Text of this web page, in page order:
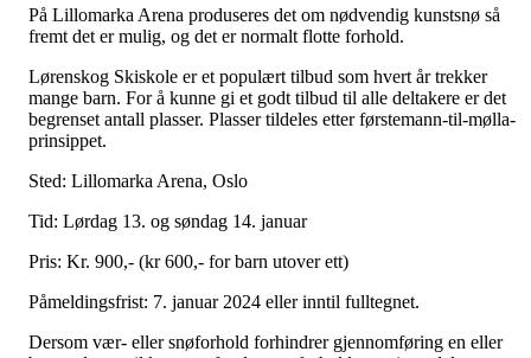
På Lillomarka Arena produseres det om nødvendig kunstsnø så
fremt det er mulig, og det er normalt flotte forhold.
Lørenskog Skiskole er et populært tilbud som hvert år trekker
mange barn. For å kunne gi et godt tilbud til alle deltakere er det
begrenset antall plasser. Plasser tildeles etter førstemann-til-mølla-
prinsippet.
Sted: Lillomarka Arena, Oslo
Tid: Lørdag 13. og søndag 14. januar
Pris: Kr. 900,- (kr 600,- for barn utover ett)
Påmeldingsfrist: 7. januar 2024 eller inntil fulltegnet.
Dersom vær- eller snøforhold forhindrer gjennomføring en eller